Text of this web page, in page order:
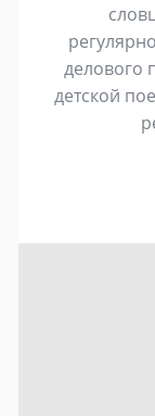
делового
детской